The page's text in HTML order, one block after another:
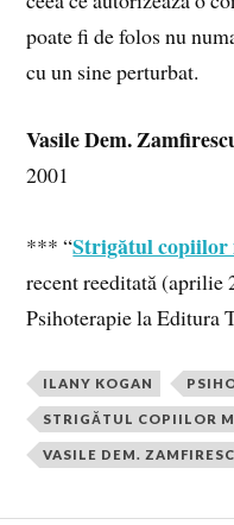
poate fi de folos nu
cu un sine perturbat.
Vasile Dem.
2001
*** “Strigătul
recent reeditată
Psihoterapie la Editura
ILANY KOGAN
STRIGĂTUL COPIILOR
VASILE DEM.